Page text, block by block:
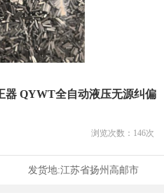
器 QYWT全自动液压无源纠偏
浏览次数： 146次
发货地:江苏省扬州高邮市